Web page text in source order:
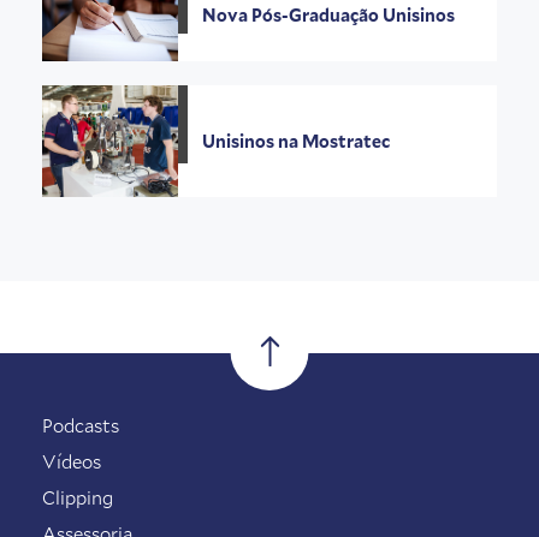
Nova Pós-Graduação Unisinos
Unisinos na Mostratec
Podcasts
Vídeos
Clipping